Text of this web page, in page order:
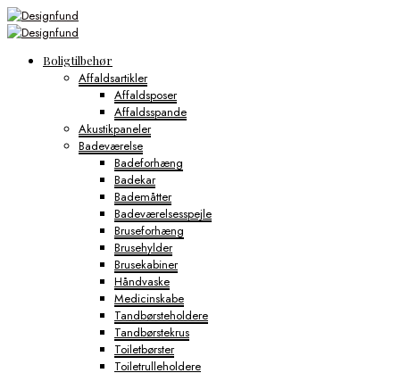
Boligtilbehør
Affaldsartikler
Affaldsposer
Affaldsspande
Akustikpaneler
Badeværelse
Badeforhæng
Badekar
Bademåtter
Badeværelsesspejle
Bruseforhæng
Brusehylder
Brusekabiner
Håndvaske
Medicinskabe
Tandbørsteholdere
Tandbørstekrus
Toiletbørster
Toiletrulleholdere